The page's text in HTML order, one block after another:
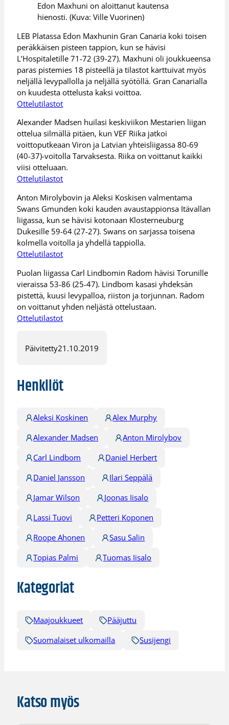
Edon Maxhuni on aloittanut kautensa
hienosti. (Kuva: Ville Vuorinen)
LEB Platassa Edon Maxhunin Gran Canaria koki toisen
peräkkäisen pisteen tappion, kun se hävisi
L’Hospitaletille 71-72 (39-27). Maxhuni oli joukkueensa
paras pistemies 18 pisteellä ja tilastot karttuivat myös
neljällä levypallolla ja neljällä syötöllä. Gran Canarialla
on kuudesta ottelusta kaksi voittoa.
Ottelutilastot
Alexander Madsen huilasi keskiviikon Mestarien liigan
ottelua silmällä pitäen, kun VEF Riika jatkoi
voittoputkeaan Viron ja Latvian yhteisliigassa 80-69
(40-37)-voitolla Tarvaksesta. Riika on voittanut kaikki
viisi otteluaan.
Ottelutilastot
Anton Mirolybovin ja Aleksi Koskisen valmentama
Swans Gmunden koki kauden avaustappionsa Itävallan
liigassa, kun se hävisi kotonaan Klosterneuburg
Dukesille 59-64 (27-27). Swans on sarjassa toisena
kolmella voitolla ja yhdellä tappiolla.
Ottelutilastot
Puolan liigassa Carl Lindbomin Radom hävisi Torunille
vieraissa 53-86 (25-47). Lindbom kasasi yhdeksän
pistettä, kuusi levypalloa, riiston ja torjunnan. Radom
on voittanut yhden neljästä ottelustaan.
Ottelutilastot
Päivitetty21.10.2019
Henkilöt
Aleksi Koskinen
Alex Murphy
Alexander Madsen
Anton Mirolybov
Carl Lindbom
Daniel Herbert
Daniel Jansson
Ilari Seppälä
Jamar Wilson
Joonas Iisalo
Lassi Tuovi
Petteri Koponen
Roope Ahonen
Sasu Salin
Topias Palmi
Tuomas Iisalo
Kategoriat
Maajoukkueet
Pääjuttu
Suomalaiset ulkomailla
Susijengi
Katso myös